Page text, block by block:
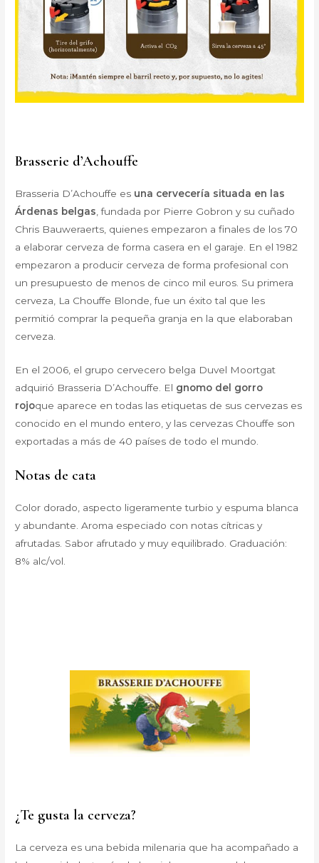
Brasserie d’Achouffe
Brasseria D’Achouffe es una cervecería situada en las
Árdenas belgas , fundada por Pierre Gobron y su cuñado
Chris Bauweraerts, quienes empezaron a finales de los 70
a elaborar cerveza de forma casera en el garaje. En el 1982
empezaron a producir cerveza de forma profesional con
un presupuesto de menos de cinco mil euros. Su primera
cerveza, La Chouffe Blonde, fue un éxito tal que les
permitió comprar la pequeña granja en la que elaboraban
cerveza.
En el 2006, el grupo cervecero belga Duvel Moortgat
adquirió Brasseria D’Achouffe. El gnomo del gorro
rojoque aparece en todas las etiquetas de sus cervezas es
conocido en el mundo entero, y las cervezas Chouffe son
exportadas a más de 40 países de todo el mundo.
Notas de cata
Color dorado, aspecto ligeramente turbio y espuma blanca
y abundante. Aroma especiado con notas cítricas y
afrutadas. Sabor afrutado y muy equilibrado. Graduación:
8% alc/vol.
¿Te gusta la cerveza?
La cerveza es una bebida milenaria que ha acompañado a